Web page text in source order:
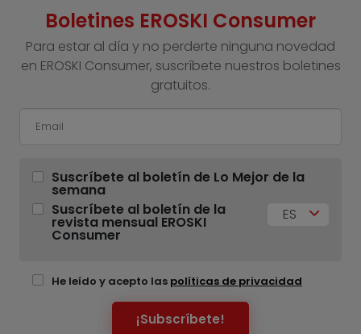
Boletines EROSKI Consumer
Para estar al día y no perderte ninguna novedad
en EROSKI Consumer, suscríbete nuestros boletines
gratuitos.
Suscríbete al boletín de Lo Mejor de la
semana
Suscríbete al boletín de la
revista mensual EROSKI
Consumer
ES
He leído y acepto las políticas de privacidad
¡Subscríbete!